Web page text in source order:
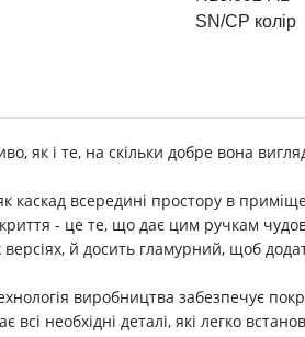
як і те, на скільки добре вона
всередині простору в
- це те, що дає цим ручкам
й досить гламурний, щоб
виробництва забезпечує
всі необхідні деталі, які легко